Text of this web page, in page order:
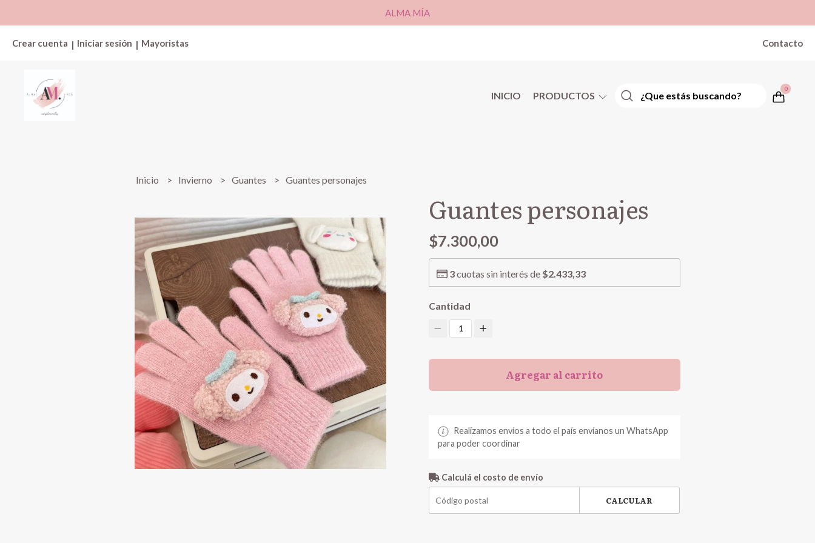
ALMA MÍA
Crear cuenta | Iniciar sesión | Mayoristas Contacto
INICIO PRODUCTOS
0
Inicio Invierno Guantes Guantes personajes
Guantes personajes
$7.300,00
3cuotas sin interés de $2.433,33
Cantidad
1
Agregar al carrito
Realizamos envíos a todo el país envíanos un WhatsApp
para poder coordinar
Calculá el costo de envío
CALCULAR